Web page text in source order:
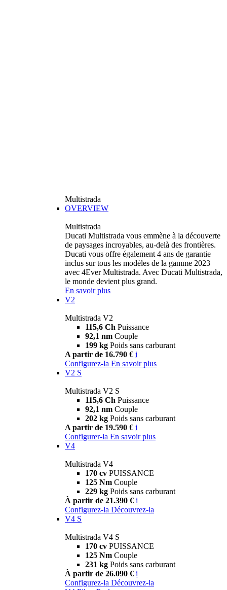
Multistrada
OVERVIEW
Multistrada
Ducati Multistrada vous emmène à la découverte
de paysages incroyables, au-delà des frontières.
Ducati vous offre également 4 ans de garantie
inclus sur tous les modèles de la gamme 2023
avec 4Ever Multistrada. Avec Ducati Multistrada,
le monde devient plus grand.
En savoir plus
V2
Multistrada V2
115,6 Ch Puissance
92,1 nm Couple
199 kg Poids sans carburant
A partir de 16.790 € i
Configurez-la En savoir plus
V2 S
Multistrada V2 S
115,6 Ch Puissance
92,1 nm Couple
202 kg Poids sans carburant
A partir de 19.590 € i
Configurer-la En savoir plus
V4
Multistrada V4
170 cv PUISSANCE
125 Nm Couple
229 kg Poids sans carburant
À partir de 21.390 € i
Configurez-la Découvrez-la
V4 S
Multistrada V4 S
170 cv PUISSANCE
125 Nm Couple
231 kg Poids sans carburant
À partir de 26.090 € i
Configurez-la Découvrez-la